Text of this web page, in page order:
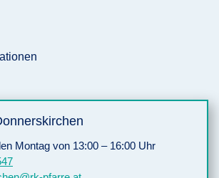
Montag von 13:00 – 16:00 Uhr